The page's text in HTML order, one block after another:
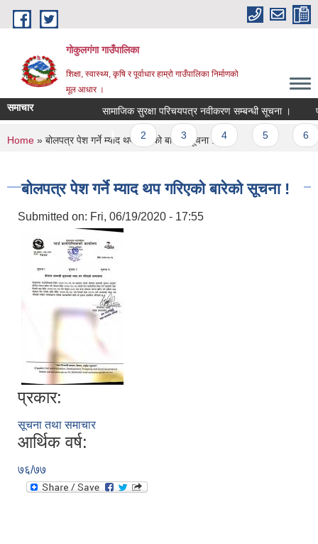
Skip to main content
गोकुलगंगा गाउँपालिका
शिक्षा, स्वास्थ्य, कृषि र पूर्वाधार हाम्रो गाउँपालिका निर्माणको
मूल आधार ।
समाचार सामाजिक सुरक्षा परिचयपत्र नवीकरण सम्बन्धी सूचना ।
Pages
1
You are here
Home » बोलपत्र पेश गर्ने म्याद थप गरिएको बारेको सूचना !
बोलपत्र पेश गर्ने म्याद थप गरिएको बारेको सूचना !
Submitted on: Fri, 06/19/2020 - 17:55
प्रकार:
सूचना तथा समाचार
आर्थिक वर्ष:
७६/७७